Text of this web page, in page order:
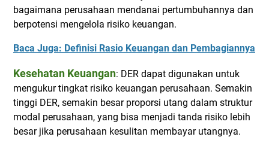
bagaimana perusahaan mendanai pertumbuhannya dan
berpotensi mengelola risiko keuangan.
Baca Juga: Definisi Rasio Keuangan dan Pembagiannya
Kesehatan Keuangan: DER dapat digunakan untuk
mengukur tingkat risiko keuangan perusahaan. Semakin
tinggi DER, semakin besar proporsi utang dalam struktur
modal perusahaan, yang bisa menjadi tanda risiko lebih
besar jika perusahaan kesulitan membayar utangnya.